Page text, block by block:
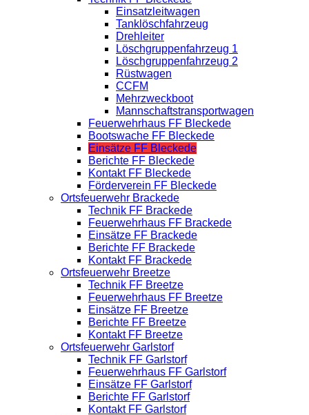
Einsatzleitwagen
Tanklöschfahrzeug
Drehleiter
Löschgruppenfahrzeug 1
Löschgruppenfahrzeug 2
Rüstwagen
CCFM
Mehrzweckboot
Mannschaftstransportwagen
Feuerwehrhaus FF Bleckede
Bootswache FF Bleckede
Einsätze FF Bleckede
Berichte FF Bleckede
Kontakt FF Bleckede
Förderverein FF Bleckede
Ortsfeuerwehr Brackede
Technik FF Brackede
Feuerwehrhaus FF Brackede
Einsätze FF Brackede
Berichte FF Brackede
Kontakt FF Brackede
Ortsfeuerwehr Breetze
Technik FF Breetze
Feuerwehrhaus FF Breetze
Einsätze FF Breetze
Berichte FF Breetze
Kontakt FF Breetze
Ortsfeuerwehr Garlstorf
Technik FF Garlstorf
Feuerwehrhaus FF Garlstorf
Einsätze FF Garlstorf
Berichte FF Garlstorf
Kontakt FF Garlstorf